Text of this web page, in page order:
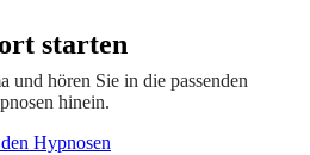
starten
und hören Sie in die passenden
hinein.
Hypnosen